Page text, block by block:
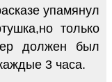
упамянул
только
должен был
3 часа.